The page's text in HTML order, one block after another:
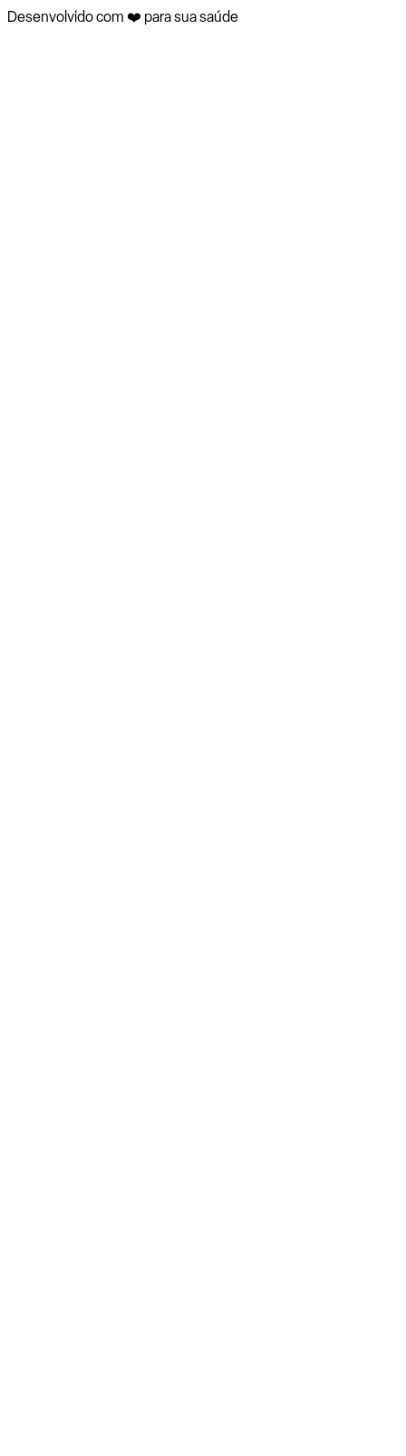
Desenvolvido com ❤️ para sua saúde